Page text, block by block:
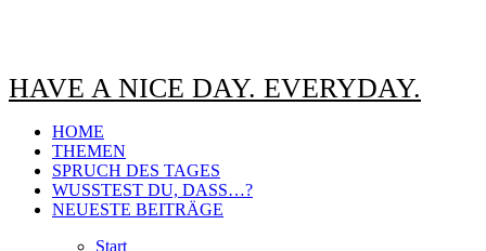
HAVE A NICE DAY. EVERYDAY.
HOME
THEMEN
SPRUCH DES TAGES
WUSSTEST DU, DASS…?
NEUESTE BEITRÄGE
Start